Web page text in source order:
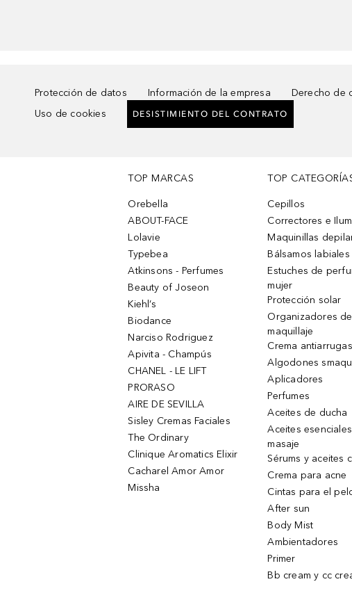
Protección de datos Información de la empresa Derecho de
Uso de cookies
DESISTIMIENTO DEL CONTRATO
TOP MARCAS
Orebella
ABOUT-FACE
Lolavie
Typebea
Atkinsons - Perfumes
Beauty of Joseon
Kiehl’s
Biodance
Narciso Rodriguez
Apivita - Champús
CHANEL - LE LIFT
PRORASO
AIRE DE SEVILLA
Sisley Cremas Faciales
The Ordinary
Clinique Aromatics Elixir
Cacharel Amor Amor
Missha
TOP
Cepillos
Correctores e
Maquinillas
Bálsamos labiales
Estuches de
mujer
Protección solar
Organizadores de
maquillaje
Crema antiarrugas
Algodones
Aplicadores
Perfumes
Aceites de ducha
Aceites
masaje
Sérums y aceites
Crema para acne
Cintas para el
After sun
Body Mist
Ambientadores
Primer
Bb cream y cc